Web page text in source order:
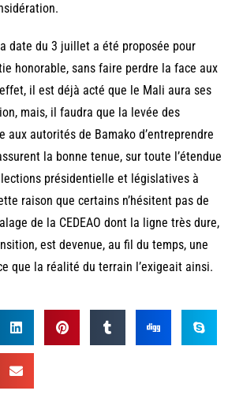
date du 3 juillet a été proposée pour
honorable, sans faire perdre la face aux
il est déjà acté que le Mali aura ses
mais, il faudra que la levée des
aux autorités de Bamako d’entreprendre
la bonne tenue, sur toute l’étendue
présidentielle et législatives à
raison que certains n’hésitent pas de
de la CEDEAO dont la ligne très dure,
est devenue, au fil du temps, une
que la réalité du terrain l’exigeait ainsi.